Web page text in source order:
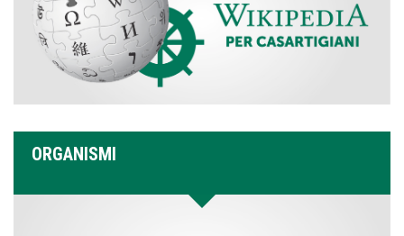
ORGANISMI